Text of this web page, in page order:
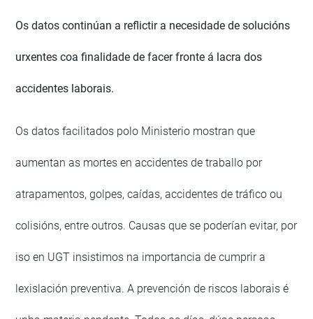
Os datos continúan a reflictir a necesidade de solucións
urxentes coa finalidade de facer fronte á lacra dos
accidentes laborais.
Os datos facilitados polo Ministerio mostran que
aumentan as mortes en accidentes de traballo por
atrapamentos, golpes, caídas, accidentes de tráfico ou
colisións, entre outros. Causas que se poderían evitar, por
iso en UGT insistimos na importancia de cumprir a
lexislación preventiva. A prevención de riscos laborais é